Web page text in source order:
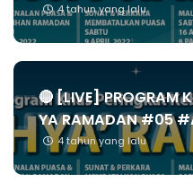
4 tahun yang lalu
🔴 [LIVE] PROGRAM
YA RAMADAN #05
4 tahun yang lalu